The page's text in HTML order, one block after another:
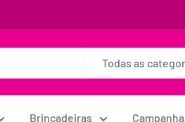
Todas as
Brincadeiras